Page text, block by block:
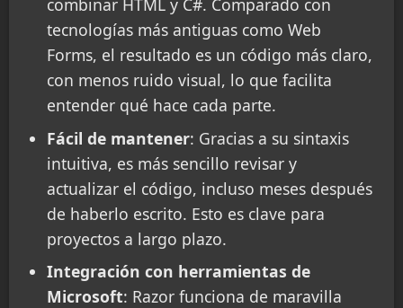
tecnologías más antiguas como Web
Forms, el resultado es un código más claro,
con menos ruido visual, lo que facilita
entender qué hace cada parte.
Fácil de mantener: Gracias a su sintaxis
intuitiva, es más sencillo revisar y
actualizar el código, incluso meses después
de haberlo escrito. Esto es clave para
proyectos a largo plazo.
Integración con herramientas de
Microsoft: Razor funciona de maravilla